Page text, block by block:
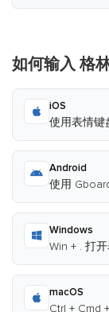
如何输入 格
iOS
使用表情键
Android
使用
Windows
Win + . 打
macOS
Ctrl + Cmd